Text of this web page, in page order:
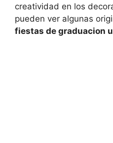
creatividad en los
pueden ver algunas
fiestas de graduacion